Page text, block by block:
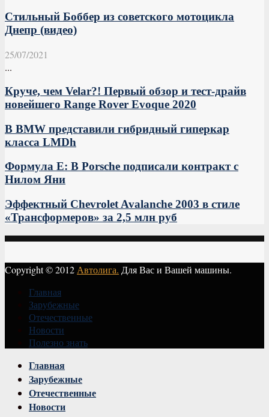
Стильный Боббер из советского мотоцикла
Днепр (видео)
25/07/2021
...
Круче, чем Velar?! Первый обзор и тест-драйв
новейшего Range Rover Evoque 2020
В BMW представили гибридный гиперкар
класса LMDh
Формула Е: В Porsche подписали контракт с
Нилом Яни
Эффектный Chevrolet Avalanche 2003 в стиле
«Трансформеров» за 2,5 млн руб
Copyright © 2012 Автолига. Для Вас и Вашей машины.
Главная
Зарубежные
Отечественные
Новости
Полезно знать
Главная
Зарубежные
Отечественные
Новости